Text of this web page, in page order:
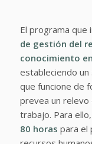
El programa que
de gestión del
conocimiento
estableciendo
que funcione de
prevea un relevo
trabajo. Para
80 horas para el